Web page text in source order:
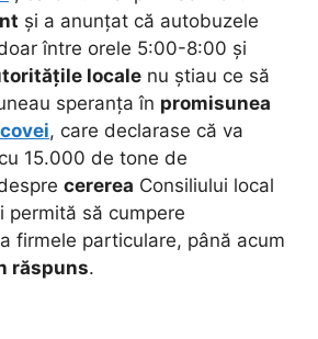
și a anunțat că autobuzele
între orele 5:00-8:00 și
locale nu știau ce să
speranța în promisunea
, care declarase că va
15.000 de tone de
cererea Consiliului local
permită să cumpere
firmele particulare, până acum
răspuns.